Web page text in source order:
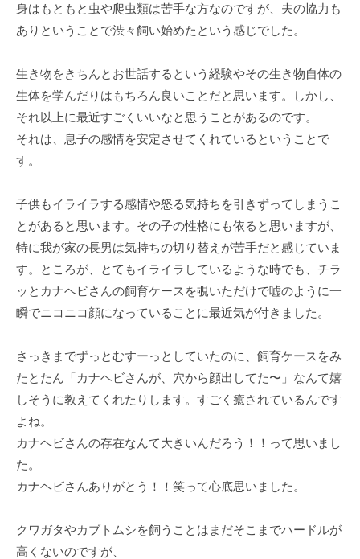
身はもともと虫や爬虫類は苦手な方なのですが、夫の協力も
ありということで渋々飼い始めたという感じでした。
生き物をきちんとお世話するという経験やその生き物自体の
生体を学んだりはもちろん良いことだと思います。しかし、
それ以上に最近すごくいいなと思うことがあるのです。
それは、息子の感情を安定させてくれているということで
す。
子供もイライラする感情や怒る気持ちを引きずってしまうこ
とがあると思います。その子の性格にも依ると思いますが、
特に我が家の長男は気持ちの切り替えが苦手だと感じていま
す。ところが、とてもイライラしているような時でも、チラ
ッとカナヘビさんの飼育ケースを覗いただけで嘘のように一
瞬でニコニコ顔になっていることに最近気が付きました。
さっきまでずっとむすーっとしていたのに、飼育ケースをみ
たとたん「カナヘビさんが、穴から顔出してた〜」なんて嬉
しそうに教えてくれたりします。すごく癒されているんです
よね。
カナヘビさんの存在なんて大きいんだろう！！って思いまし
た。
カナヘビさんありがとう！！笑って心底思いました。
クワガタやカブトムシを飼うことはまだそこまでハードルが
高くないのですが、